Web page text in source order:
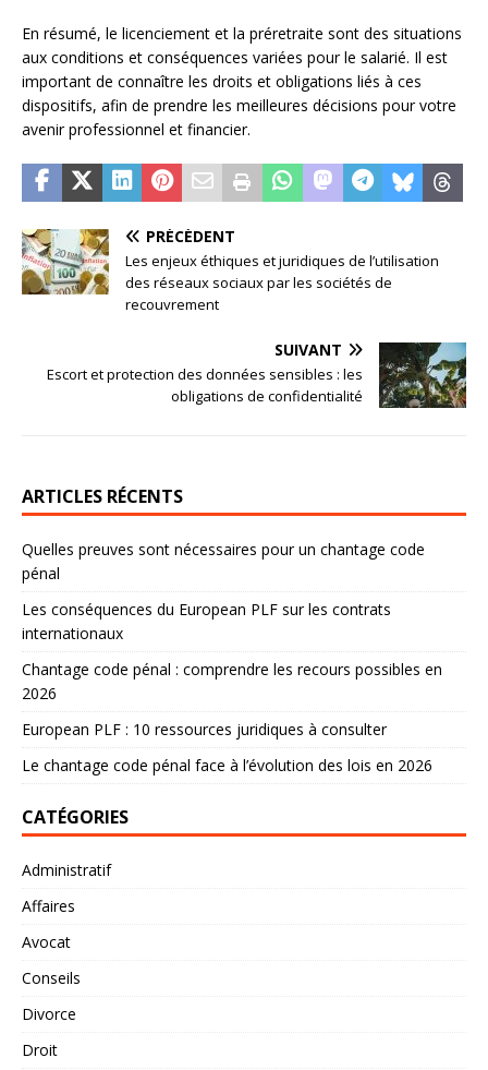
En résumé, le licenciement et la préretraite sont des situations
aux conditions et conséquences variées pour le salarié. Il est
important de connaître les droits et obligations liés à ces
dispositifs, afin de prendre les meilleures décisions pour votre
avenir professionnel et financier.
PRÉCÉDENT
Les enjeux éthiques et juridiques de l’utilisation
des réseaux sociaux par les sociétés de
recouvrement
SUIVANT
Escort et protection des données sensibles : les
obligations de confidentialité
ARTICLES RÉCENTS
Quelles preuves sont nécessaires pour un chantage code
pénal
Les conséquences du European PLF sur les contrats
internationaux
Chantage code pénal : comprendre les recours possibles en
2026
European PLF : 10 ressources juridiques à consulter
Le chantage code pénal face à l’évolution des lois en 2026
CATÉGORIES
Administratif
Affaires
Avocat
Conseils
Divorce
Droit